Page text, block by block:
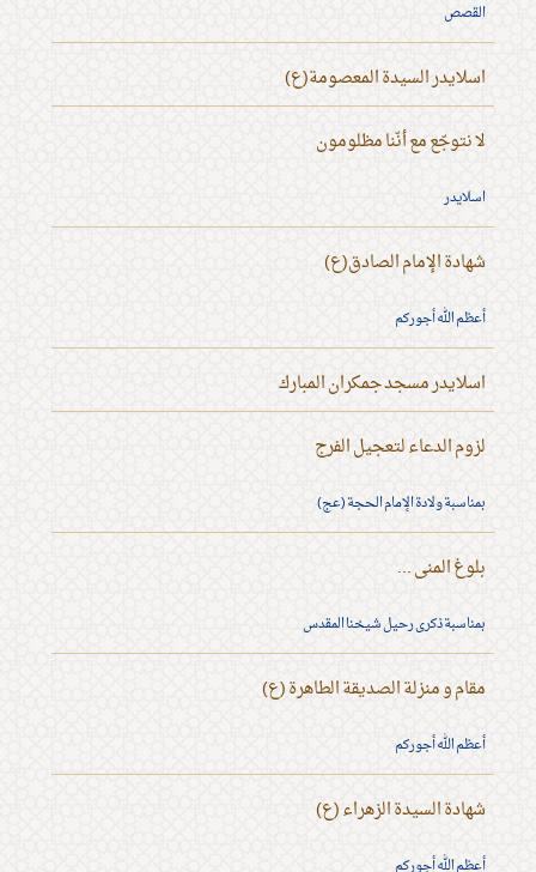
القصص
اسلايدر السيدة المعصومة(ع)
لا نتوجّع مع أنّنا مظلومون
اسلايدر
شهادة الإمام الصادق(ع)
أعظم الله أجوركم
اسلايدر مسجد جمكران المبارك
لزوم الدعاء لتعجيل الفرج
بمناسبة ولادة الإمام الحجة (عج)
بلوغ المنى ...
بمناسبة ذكرى رحيل شيخنا المقدس
مقام و منزلة الصديقة الطاهرة (ع)
أعظم الله أجوركم
شهادة السيدة الزهراء (ع)
أعظم الله أجوركم